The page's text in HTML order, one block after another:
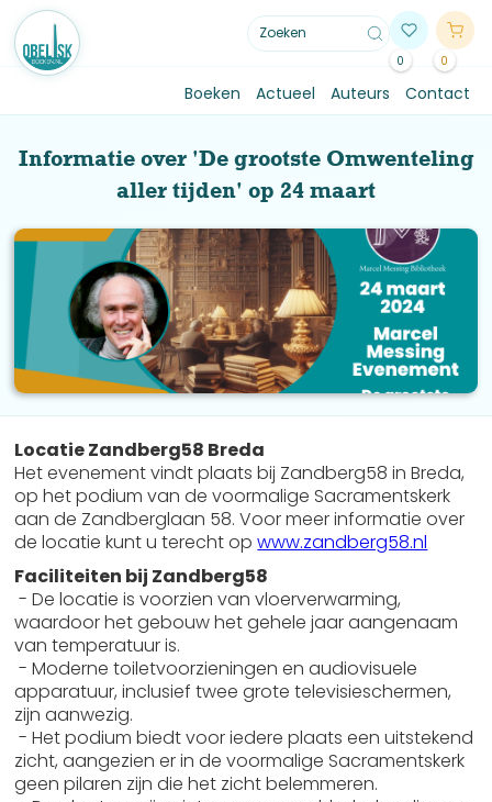
0 0
Boeken Actueel Auteurs Contact
Informatie over 'De grootste Omwenteling
aller tijden' op 24 maart
Locatie Zandberg58 Breda
Het evenement vindt plaats bij Zandberg58 in Breda,
op het podium van de voormalige Sacramentskerk
aan de Zandberglaan 58. Voor meer informatie over
de locatie kunt u terecht opwww.zandberg58.nl
Faciliteiten bij Zandberg58
- De locatie is voorzien van vloerverwarming,
waardoor het gebouw het gehele jaar aangenaam
van temperatuur is.
- Moderne toiletvoorzieningen en audiovisuele
apparatuur, inclusief twee grote televisieschermen,
zijn aanwezig.
- Het podium biedt voor iedere plaats een uitstekend
zicht, aangezien er in de voormalige Sacramentskerk
geen pilaren zijn die het zicht belemmeren.